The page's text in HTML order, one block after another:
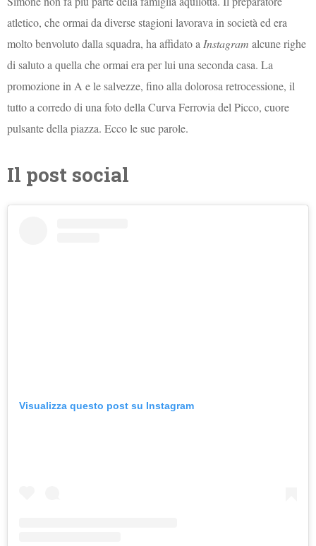
atletico, che ormai da diverse stagioni lavorava in società ed era
molto benvoluto dalla squadra, ha affidato a Instagram alcune righe
di saluto a quella che ormai era per lui una seconda casa. La
promozione in A e le salvezze, fino alla dolorosa retrocessione, il
tutto a corredo di una foto della Curva Ferrovia del Picco, cuore
pulsante della piazza. Ecco le sue parole.
Il post social
Visualizza questo post su Instagram